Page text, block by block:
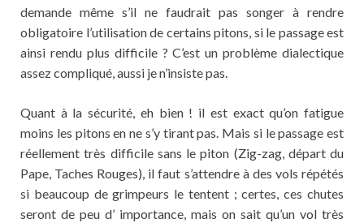
demande même s’il ne faudrait pas songer à rendre
obligatoire l’utilisation de certains pitons, si le passage est
ainsi rendu plus difficile ? C’est un problème dialectique
assez compliqué, aussi je n’insiste pas.
Quant à la sécurité, eh bien ! il est exact qu’on fatigue
moins les pitons en ne s’y tirant pas. Mais si le passage est
réellement très difficile sans le piton (Zig-zag, départ du
Pape, Taches Rouges), il faut s’attendre à des vols répétés
si beaucoup de grimpeurs le tentent ; certes, ces chutes
seront de peu d’ importance, mais on sait qu’un vol très